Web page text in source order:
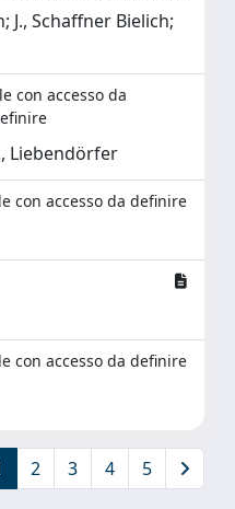
J., Schaffner Bielich;
con accesso da
Liebendörfer
con accesso da definire
con accesso da definire
2 3 4 5